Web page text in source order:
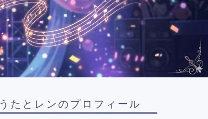
うたとレンのプロフィール